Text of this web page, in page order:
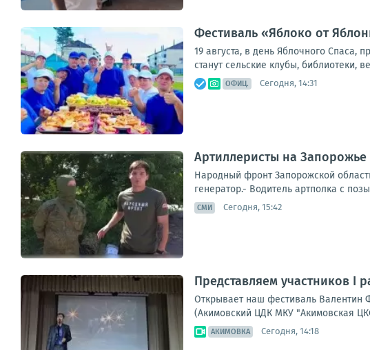
Фестиваль «Яблоко от
19 августа, в день Яблочного Спаса,
станут сельские клубы, библиотеки,
ОФИЦ. Сегодня, 14:31
Артиллеристы на
Народный фронт Запорожской
генератор.- Водитель артполка с
СМИ Сегодня, 15:42
Представляем участников I
Открывает наш фестиваль Валентин
(Акимовский ЦДК МКУ "Акимовская
АКИМОВКА Сегодня, 14:18